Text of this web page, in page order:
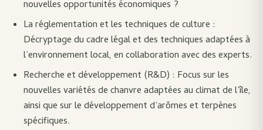
nouvelles opportunités économiques ?
La réglementation et les techniques de culture :
Décryptage du cadre légal et des techniques adaptées à
l’environnement local, en collaboration avec des experts.
Recherche et développement (R&D) : Focus sur les
nouvelles variétés de chanvre adaptées au climat de l’île,
ainsi que sur le développement d’arômes et terpènes
spécifiques.